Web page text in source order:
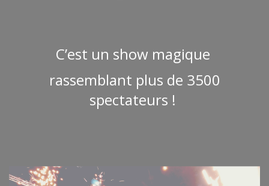
C’est un show magique
rassemblant plus de 3500
spectateurs !